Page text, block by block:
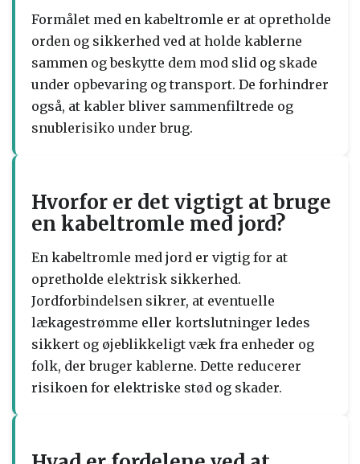
Formålet med en kabeltromle er at opretholde
orden og sikkerhed ved at holde kablerne
sammen og beskytte dem mod slid og skade
under opbevaring og transport. De forhindrer
også, at kabler bliver sammenfiltrede og
snublerisiko under brug.
Hvorfor er det vigtigt at bruge
en kabeltromle med jord?
En kabeltromle med jord er vigtig for at
opretholde elektrisk sikkerhed.
Jordforbindelsen sikrer, at eventuelle
lækagestrømme eller kortslutninger ledes
sikkert og øjeblikkeligt væk fra enheder og
folk, der bruger kablerne. Dette reducerer
risikoen for elektriske stød og skader.